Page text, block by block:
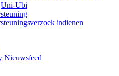
Uni-Ubi
indienen
Nieuwsfeed